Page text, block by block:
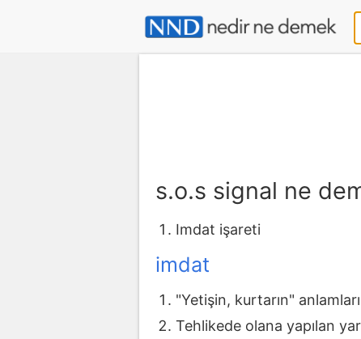
s.o.s signal ne
Imdat işareti
imdat
"Yetişin, kurtarın"
Tehlikede olana yapılan